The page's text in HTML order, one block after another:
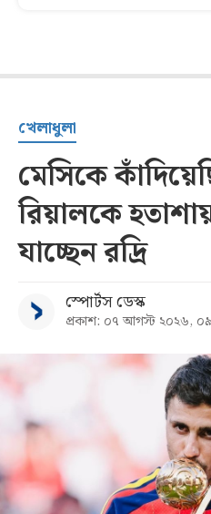
খেলাধুলা
মেসিকে
রিয়ালকে
যাচ্ছেন রদ্রি
স্পোর্টস ডেস্ক
প্রকাশ: ০৭ আগস্ট ২০২৬,